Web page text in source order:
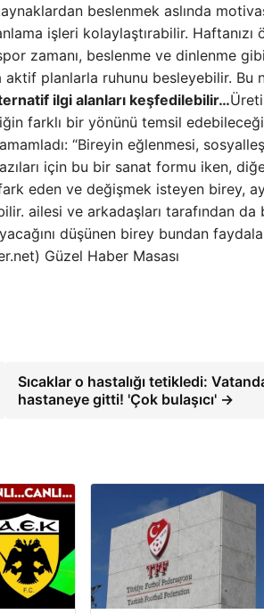
beslenmek aslında
işleri kolaylaştırabilir. Haftanızı
zamanı, beslenme ve dinlenme
aktif planlarla ruhunu besleyebilir. Bu
ilgi alanları keşfedilebilir…
farklı bir yönünü temsil
“Bireyin eğlenmesi,
için bu bir sanat formu iken,
eden ve değişmek isteyen birey,
ailesi ve arkadaşları tarafından da
düşünen birey bundan
Güzel Haber Masası
Sıcaklar o hastalığı tetikledi:
hastaneye gitti! 'Çok bulaşıcı' →